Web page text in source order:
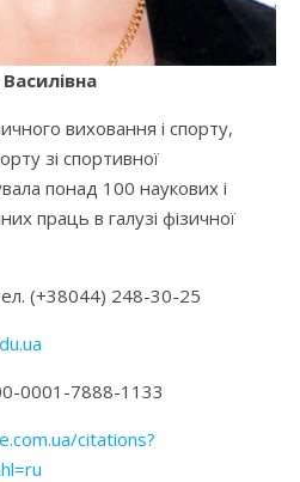
виховання і спорту,
зі спортивної
понад 100 наукових і
праць в галузі фізичної
(+38044) 248-30-25
0001-7888-1133
citations?